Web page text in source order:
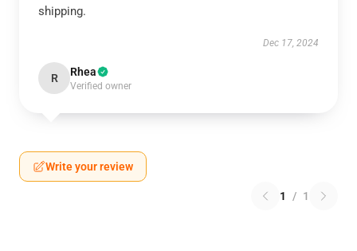
shipping.
Dec 17, 2024
R Rhea
Verified owner
Write your review
1 / 1